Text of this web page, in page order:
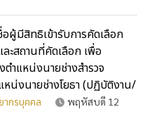
ผู้มีสิทธิเข้ารับการคัดเลือก
ะสถานที่คัดเลือก เพื่อ
ตำแหน่งนายช่างสำรวจ
น่งนายช่างโยธา (ปฏิบัติงาน/
ากรบุคคล
พฤหัสบดี 12